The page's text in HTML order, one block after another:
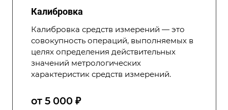
Калибровка
Калибровка средств измерений — это
совокупность операций, выполняемых в
целях определения действительных
значений метрологических
характеристик средств измерений.
от 5 000 ₽